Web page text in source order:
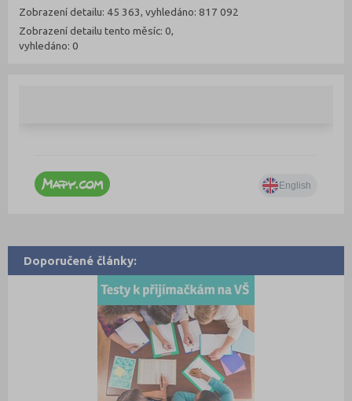
Zobrazení detailu: 45 363, vyhledáno: 817 092
Zobrazení detailu tento měsíc: 0,
vyhledáno: 0
Doporučené články: